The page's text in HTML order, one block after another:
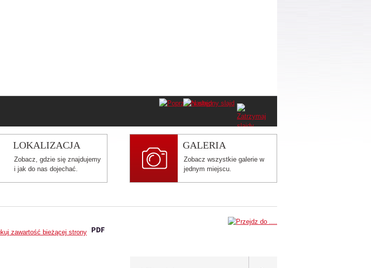
LOKALIZACJA
Zobacz, gdzie się znajdujemy
i jak do nas dojechać.
GALERIA
Zobacz wszystkie galerie w
jednym miejscu.